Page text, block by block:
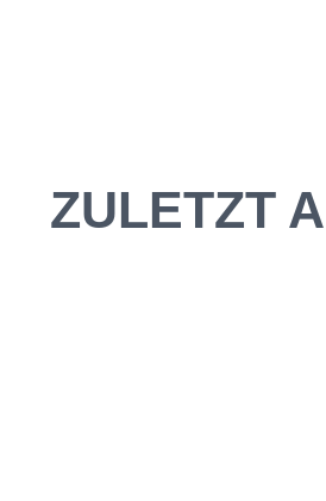
ZULETZT